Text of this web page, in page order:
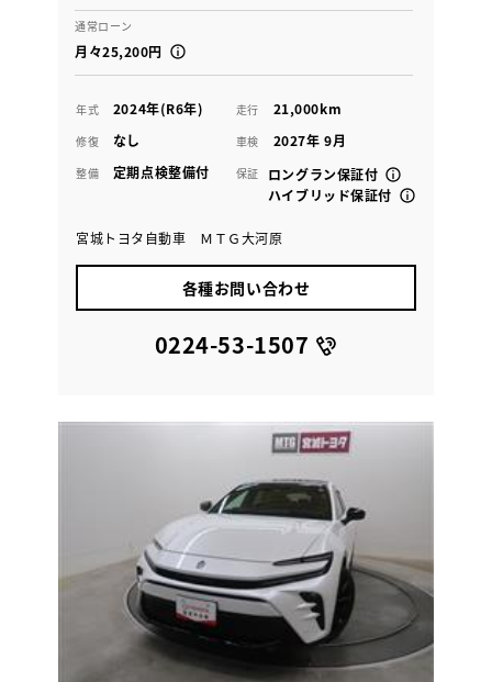
通常ローン
月々25,200円
年式 2024年(R6年) 走行 21,000km
修復 なし 車検 2027年 9月
整備 定期点検整備付 保証
ロングラン保証付
ハイブリッド保証付
宮城トヨタ自動車 ＭＴＧ大河原
各種お問い合わせ
0224-53-1507